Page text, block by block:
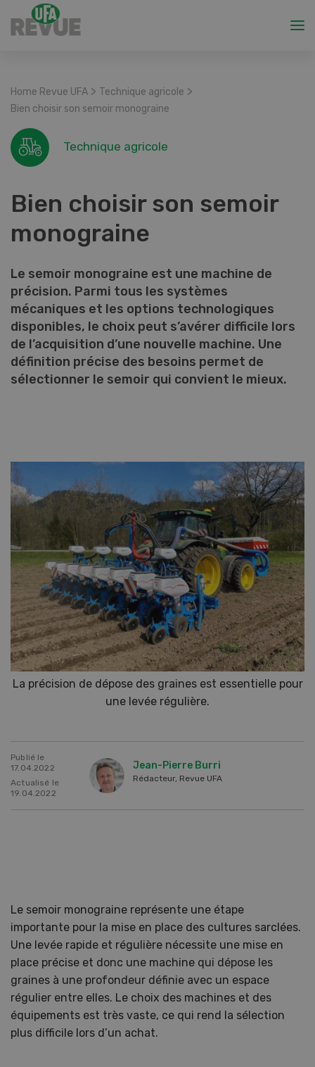
Home Revue UFA > Technique agricole >
Bien choisir son semoir monograine
Technique agricole
Bien choisir son semoir
monograine
Le semoir monograine est une machine de
précision. Parmi tous les systèmes
mécaniques et les options technologiques
disponibles, le choix peut s’avérer difficile lors
de l’acquisition d’une nouvelle machine. Une
définition précise des besoins permet de
sélectionner le semoir qui convient le mieux.
La précision de dépose des graines est essentielle pour
une levée régulière.
Publié le
17.04.2022
Actualisé le
19.04.2022
Jean-Pierre Burri
Rédacteur, Revue UFA
Le semoir monograine représente une étape
importante pour la mise en place des cultures sarclées.
Une levée rapide et régulière nécessite une mise en
place précise et donc une machine qui dépose les
graines à une profondeur définie avec un espace
régulier entre elles. Le choix des machines et des
équipements est très vaste, ce qui rend la sélection
plus difficile lors d’un achat.